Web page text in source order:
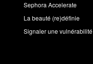
Sephora Accelerate
La beauté (re)définie
Signaler une vulnérabilité